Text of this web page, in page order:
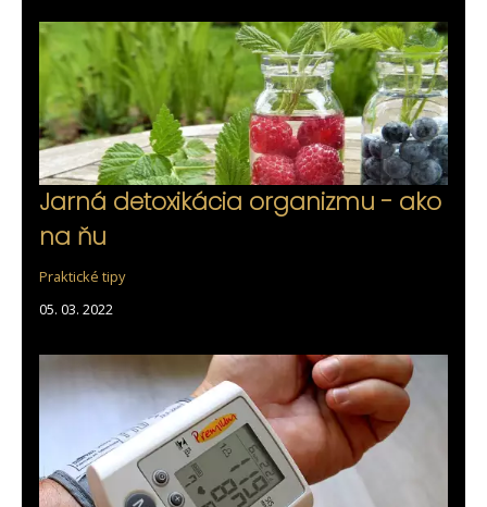
Jarná detoxikácia organizmu - ako
na ňu
Praktické tipy
05. 03. 2022